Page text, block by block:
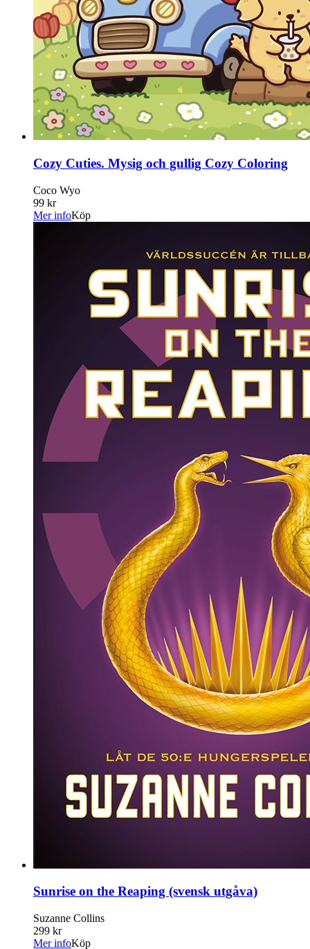
Cozy Cuties. Mysig och gullig Cozy Coloring
Coco Wyo
99 kr
Mer infoKöp
Sunrise on the Reaping (svensk utgåva)
Suzanne Collins
299 kr
Mer infoKöp